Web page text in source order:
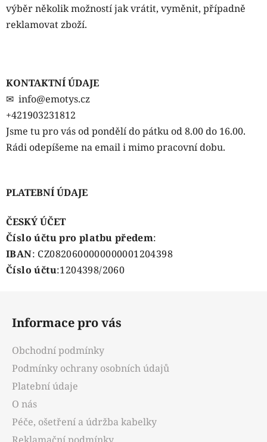
výběr několik možností jak vrátit, vyměnit, případně
reklamovat zboží.
KONTAKTNÍ ÚDAJE
✉ info@emotys.cz
+421903231812
Jsme tu pro vás od pondělí do pátku od 8.00 do 16.00.
Rádi odepíšeme na email i mimo pracovní dobu.
PLATEBNÍ ÚDAJE
ČESKÝ ÚČET
Číslo účtu pro platbu předem:
IBAN: CZ0820600000000001204398
Číslo účtu:1204398/2060
Informace pro vás
Obchodní podmínky
Podmínky ochrany osobních údajů
Platební údaje
O nás
Péče, ošetření a údržba kabelky